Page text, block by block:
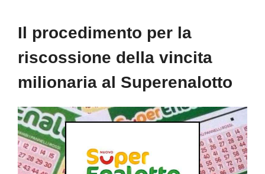
Il procedimento per la
riscossione della vincita
milionaria al Superenalotto